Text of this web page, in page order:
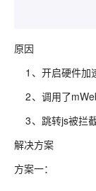
原因
1、开启硬件加
2、调用了
3、跳转js被拦
解决方案
方